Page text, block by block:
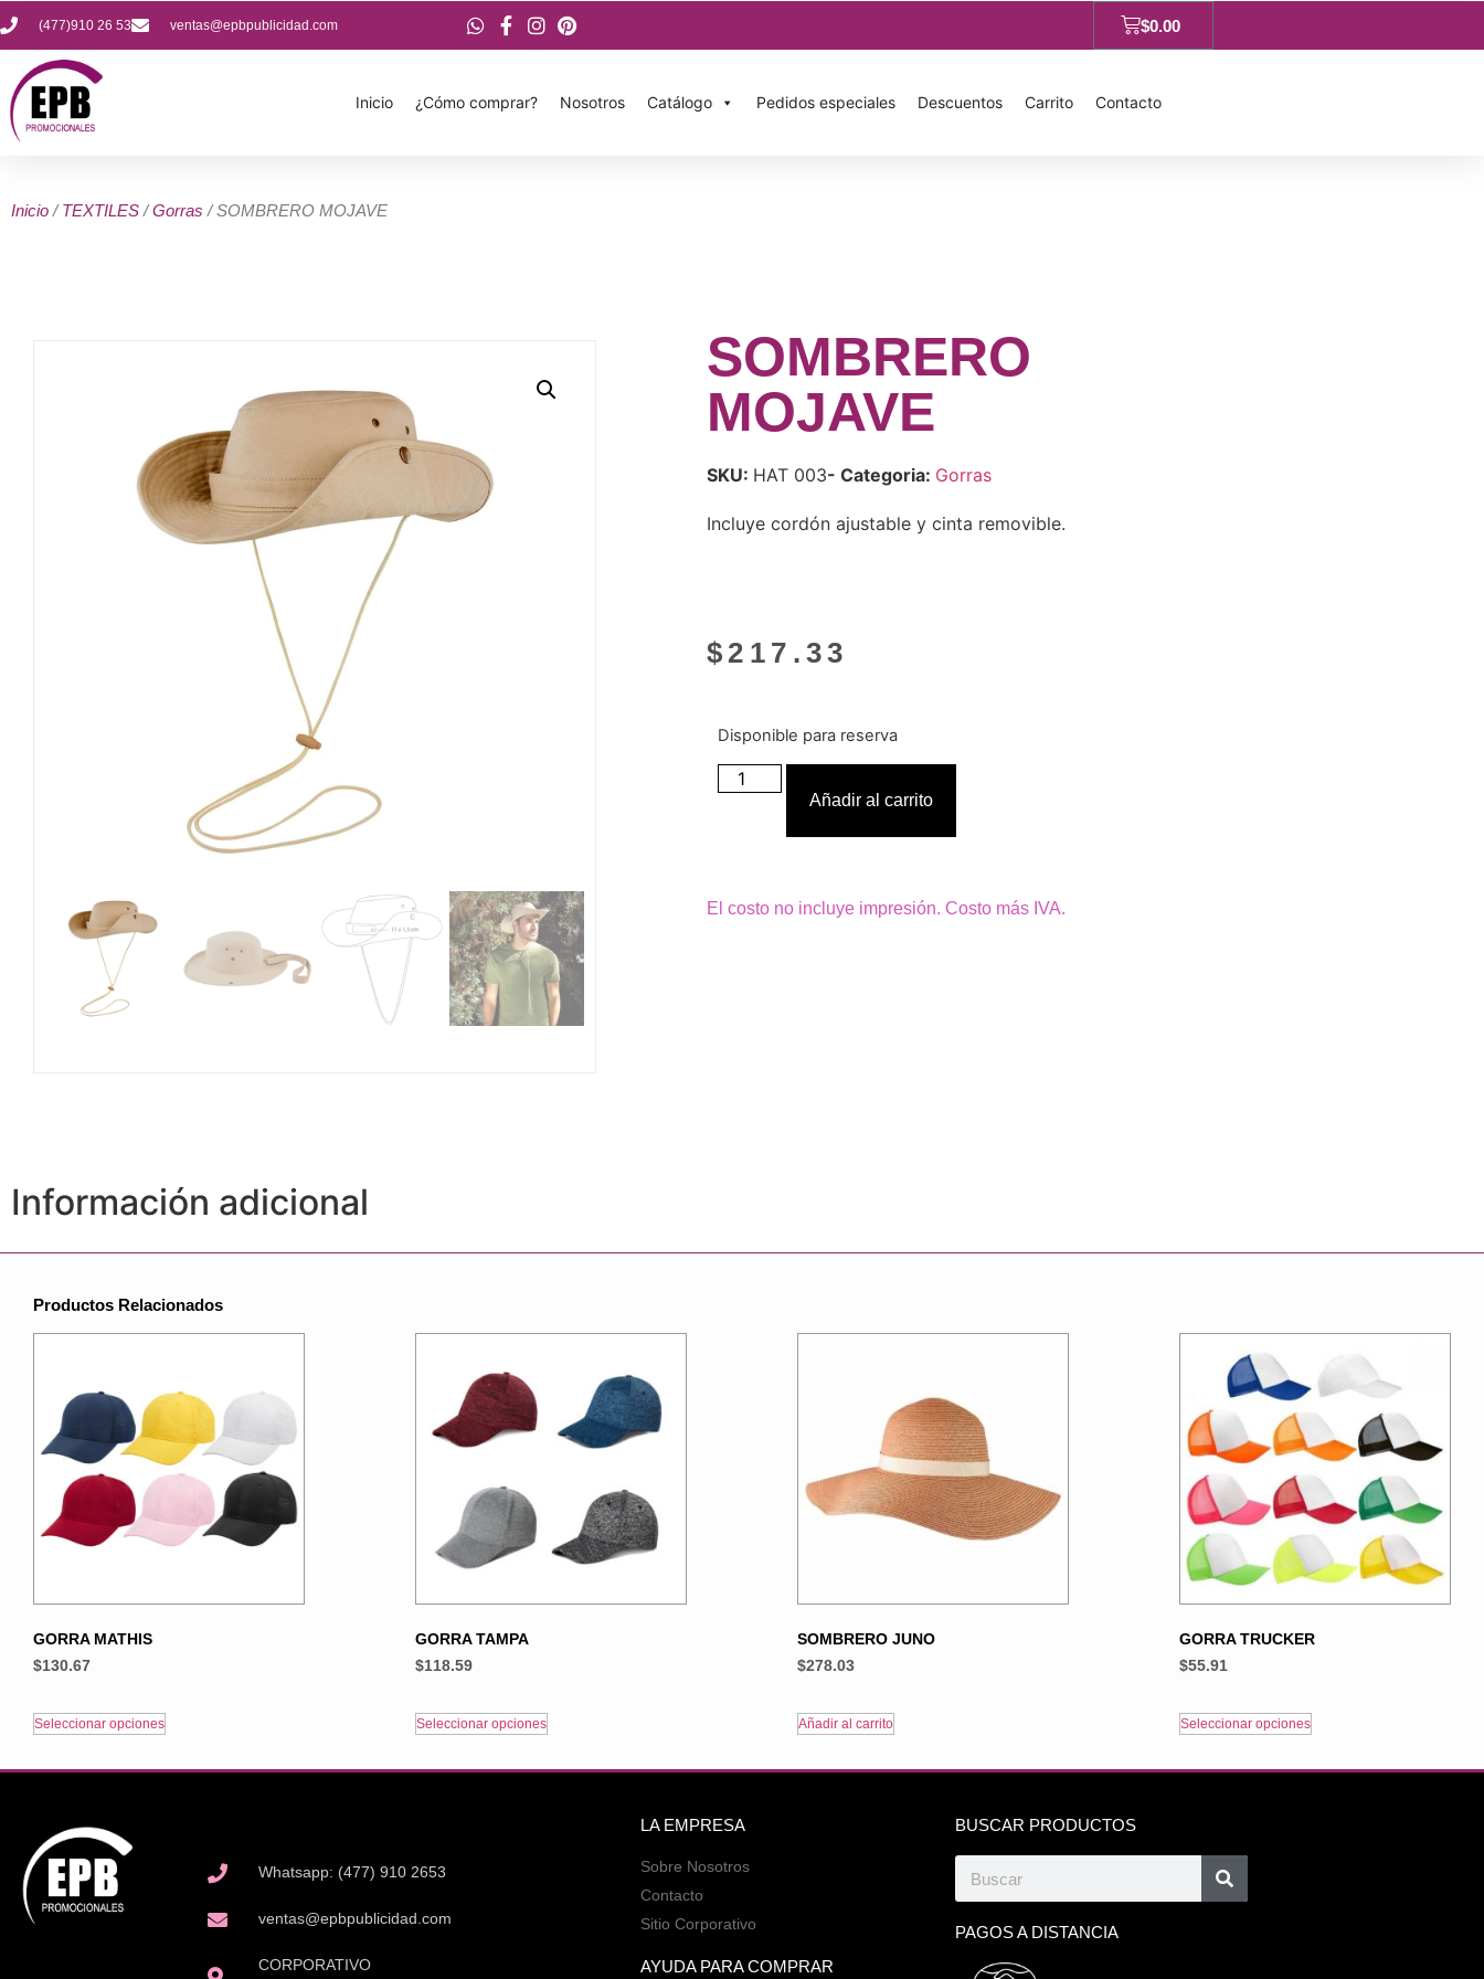
(477)910 26 53 ventas@epbpublicidad.com $0.00
Inicio ¿Cómo comprar? Nosotros Catálogo Pedidos especiales Descuentos Carrito Contacto
Inicio /TEXTILES /Gorras / SOMBRERO MOJAVE
SOMBRERO
MOJAVE
SKU: HAT 003- Categoria: Gorras
Incluye cordón ajustable y cinta removible.
$ 217.33
Disponible para reserva
Añadir al carrito
El costo no incluye impresión. Costo más IVA.
Información adicional
Productos Relacionados
GORRA MATHIS
$130.67
Seleccionar opciones
GORRA TAMPA
$118.59
Seleccionar opciones
SOMBRERO JUNO
$278.03
Añadir al carrito
GORRA TRUCKER
$55.91
Seleccionar opciones
Whatsapp: (477) 910 2653
ventas@epbpublicidad.com
CORPORATIVO
LA EMPRESA
Sobre Nosotros
Contacto
Sitio Corporativo
AYUDA PARA COMPRAR
BUSCAR PRODUCTOS
PAGOS A DISTANCIA